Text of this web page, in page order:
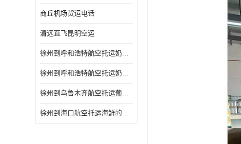
商丘机场货运电话
清远直飞昆明空运
徐州到呼和浩特航空托运奶制品的规定 空运专线-一站式服务
徐州到呼和浩特航空托运奶制品的规定 当天办理当天到达
徐州到乌鲁木齐航空托运葡萄干的包装 空运专线-一站式服务
徐州到海口航空托运海鲜的运输时间 空运专线-一站式服务